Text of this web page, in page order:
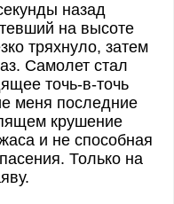
назад
на высоте
тряхнуло, затем
Самолет стал
точь-в-точь
меня последние
крушение
и не способная
Только на